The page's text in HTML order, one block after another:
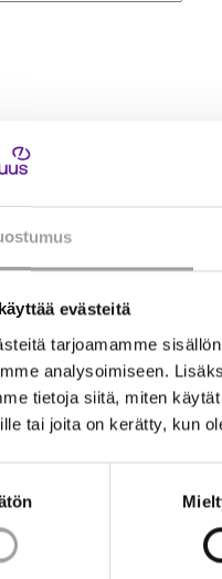
evästeitä
tarjoamamme
analysoimiseen.
tietoja siitä, miten
tai joita on kerätty, kun